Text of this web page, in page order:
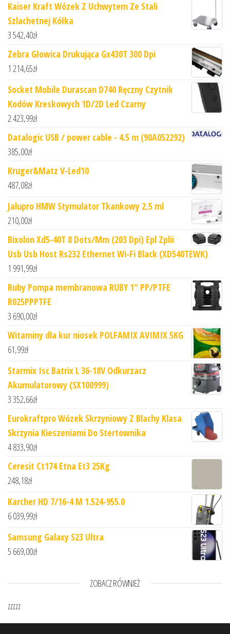
Kaiser Kraft Wózek Z Uchwytem Ze Stali
Szlachetnej Kółka
3 542,40zł
Zebra Głowica Drukująca Gx430T 300 Dpi
1 214,65zł
Socket Mobile Durascan D740 Ręczny Czytnik
Kodów Kreskowych 1D/2D Led Czarny
2 423,99zł
Datalogic USB / power cable - 4.5 m (90A052292)
385,00zł
Kruger&Matz V-Led10
487,08zł
Jalupro HMW Stymulator Tkankowy 2,5 ml
210,00zł
Bixolon Xd5-40T 8 Dots/Mm (203 Dpi) Epl Zplii
Usb Usb Host Rs232 Ethernet Wi-Fi Black (XD540TEWK)
1 991,99zł
Ruby Pompa membranowa RUBY 1" PP/PTFE
R025PPPTFE
3 690,00zł
Witaminy dla kur niosek POLFAMIX AVIMIX 5KG
61,99zł
Starmix Isc Batrix L 36-18V Odkurzacz
Akumulatorowy (SX100999)
3 352,66zł
Eurokraftpro Wózek Skrzyniowy Z Blachy Klasa
Skrzynia Kieszeniami Do Stertownika
4 833,90zł
Ceresit Ct174 Etna Et3 25Kg
248,18zł
Karcher HD 7/16-4 M 1.524-955.0
6 039,99zł
Samsung Galaxy S23 Ultra
5 669,00zł
ZOBACZ RÓWNIEŻ
zzzzz